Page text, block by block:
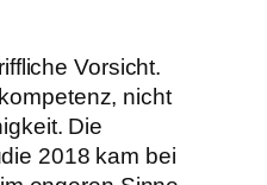
Vorsicht.
nicht
Die
2018 kam bei